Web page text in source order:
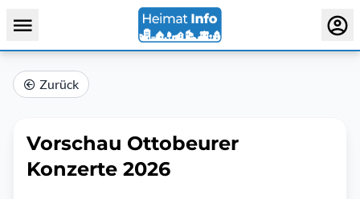
Zurück
Vorschau Ottobeurer
Konzerte 2026